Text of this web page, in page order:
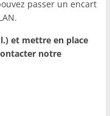
passer un encart
et mettre en place
notre